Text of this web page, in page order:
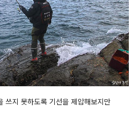
쓰지 못하도록 기선을 제압해보지만